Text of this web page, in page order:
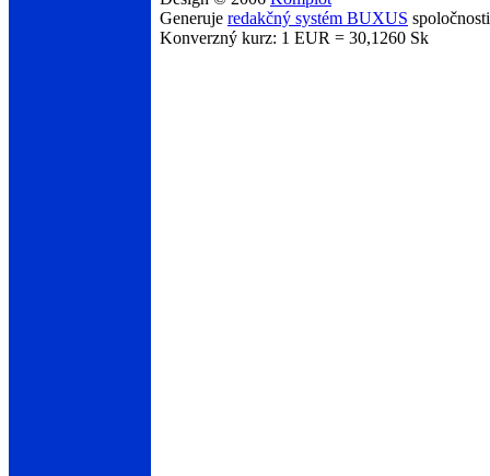
Generuje redakčný systém BUXUS
Konverzný kurz: 1 EUR = 30,1260 Sk